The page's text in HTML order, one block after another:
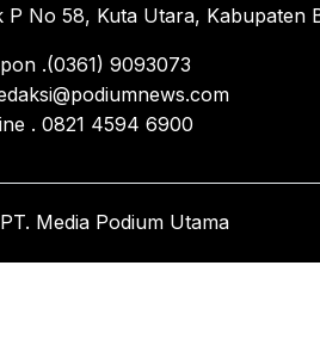
No 58, Kuta Utara, Kabupaten
.(0361) 9093073
. 0821 4594 6900
Media Podium Utama